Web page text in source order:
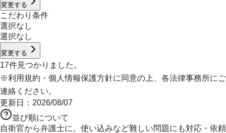
変更する
こだわり条件
選択なし
選択なし
変更する
17件見つかりました。
※利用規約 ・ 個人情報保護方針に同意の上、各法律事務所にご
連絡ください。
更新日： 2026/08/07
並び順について
自衛官から弁護士に。使い込みなど難しい問題にも対応・依頼